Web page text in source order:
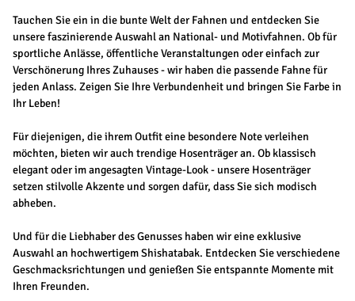
Tauchen Sie ein in die bunte Welt der Fahnen und entdecken Sie
unsere faszinierende Auswahl an National- und Motivfahnen. Ob für
sportliche Anlässe, öffentliche Veranstaltungen oder einfach zur
Verschönerung Ihres Zuhauses - wir haben die passende Fahne für
jeden Anlass. Zeigen Sie Ihre Verbundenheit und bringen Sie Farbe in
Ihr Leben!
Für diejenigen, die ihrem Outfit eine besondere Note verleihen
möchten, bieten wir auch trendige Hosenträger an. Ob klassisch
elegant oder im angesagten Vintage-Look - unsere Hosenträger
setzen stilvolle Akzente und sorgen dafür, dass Sie sich modisch
abheben.
Und für die Liebhaber des Genusses haben wir eine exklusive
Auswahl an hochwertigem Shishatabak. Entdecken Sie verschiedene
Geschmacksrichtungen und genießen Sie entspannte Momente mit
Ihren Freunden.